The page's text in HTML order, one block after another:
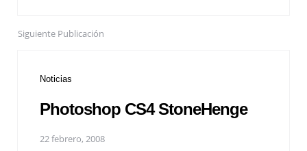
Siguiente Publicación
Noticias
Photoshop CS4 StoneHenge
22 febrero, 2008